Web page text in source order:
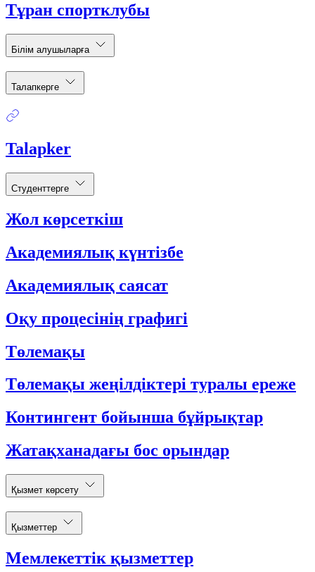
Тұран спортклубы
Білім алушыларға
Талапкерге
Talapker
Студенттерге
Жол көрсеткіш
Академиялық күнтізбе
Академиялық саясат
Оқу процесінің графигі
Төлемақы
Төлемақы жеңілдіктері туралы ереже
Контингент бойынша бұйрықтар
Жатақханадағы бос орындар
Қызмет көрсету
Қызметтер
Мемлекеттік қызметтер